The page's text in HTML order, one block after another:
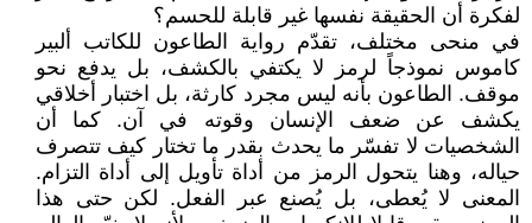
لفكرة أن الحقيقة نفسها غير قابلة للحسم؟
في منحى مختلف، تقدّم رواية الطاعون للكاتب ألبير
كاموس نموذجاً لرمز لا يكتفي بالكشف، بل يدفع نحو
موقف. الطاعون بأنه ليس مجرد كارثة، بل اختبار أخلاقي
يكشف عن ضعف الإنسان وقوته في آن. كما أن
الشخصيات لا تفسّر ما يحدث بقدر ما تختار كيف تتصرف
حياله، وهنا يتحول الرمز من أداة تأويل إلى أداة التزام.
المعنى لا يُعطى، بل يُصنع عبر الفعل. لكن حتى هذا